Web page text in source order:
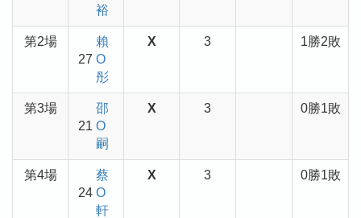
裕
第2場
27
賴
O
彤
X 3 1勝2敗
第3場
21
邵
O
嗣
X 3 0勝1敗
第4場
24
蔡
O
軒
X 3 0勝1敗